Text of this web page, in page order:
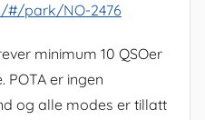
#/park/NO-2476
minimum 10 QSOer
er ingen
og alle modes er tillatt